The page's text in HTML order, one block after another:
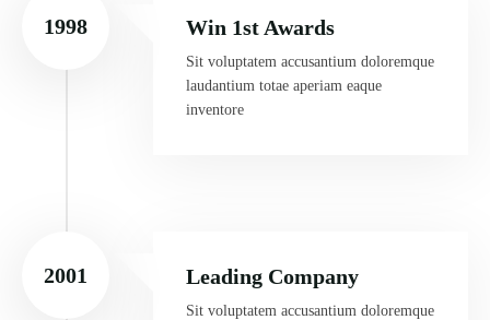
1998 Win 1st Awards
Sit voluptatem accusantium doloremque
laudantium totae aperiam eaque
inventore
2001 Leading Company
Sit voluptatem accusantium doloremque